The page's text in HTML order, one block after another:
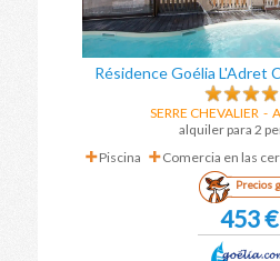
Résidence Goélia L'Adret
SERRE CHEVALIER -
alquiler para 2
Piscina
Comercia en las
Precios
453 €